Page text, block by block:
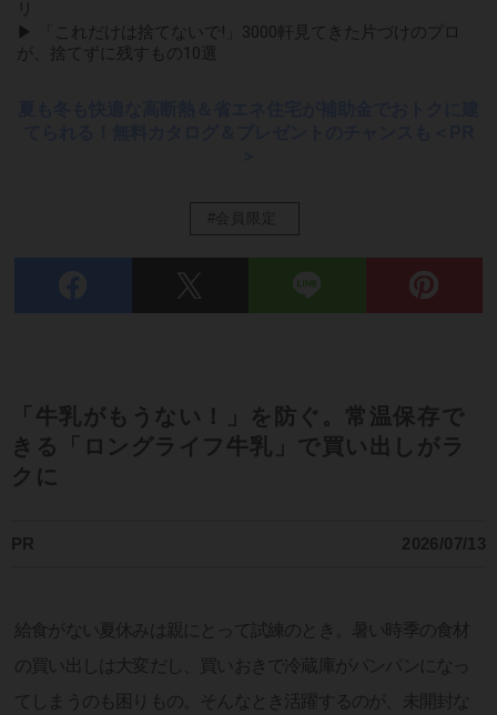
リ
▶ 「これだけは捨てないで!」3000軒見てきた片づけのプロ
が、捨てずに残すもの10選
#会員限定
「牛乳がもうない！」を防ぐ。常温保存で
きる「ロングライフ牛乳」で買い出しがラ
クに
PR 2026/07/13
給食がない夏休みは親にとって試練のとき。暑い時季の食材
の買い出しは大変だし、買いおきで冷蔵庫がパンパンになっ
てしまうのも困りもの。そんなとき活躍するのが、未開封な